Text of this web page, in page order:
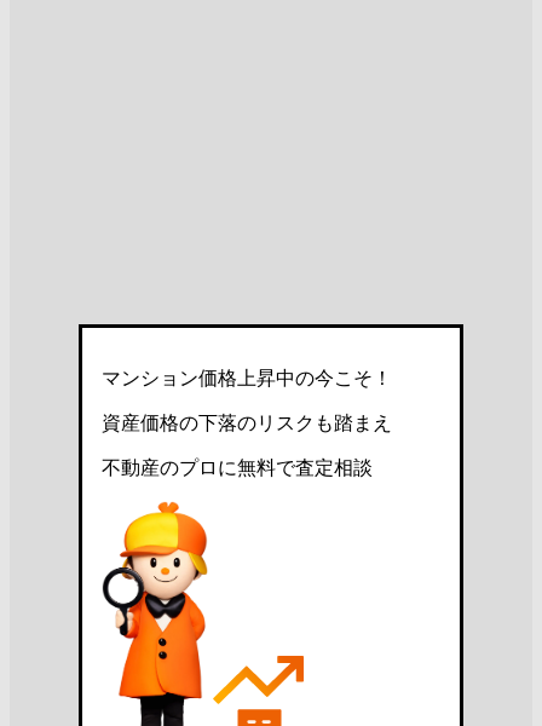
マンション価格上昇中の今こそ！
資産価格の下落のリスクも踏まえ
不動産のプロに無料で査定相談